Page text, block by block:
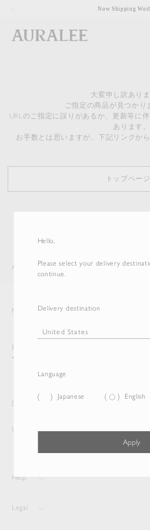
Hello,
Please select your delivery
continue.
Delivery destination
Language
Japanese English
Apply
Now Shipping
大変申し訳ありま
ご指定の商品が見つかり
URLのご指定に誤りがあるか、更新等に
あります。
お手数とは思いますが、下記リンクか
トップペー
AURALEE ITEM
Newsletter
Delivery destination and Language
United States English
Help
Legal